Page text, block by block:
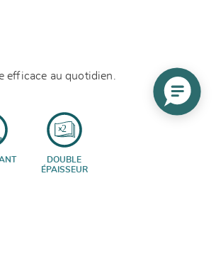
efficace au quotidien.
DOUBLE
ÉPAISSEUR